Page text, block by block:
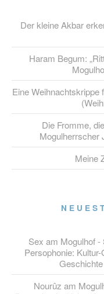
Der kleine Akbar
Haram Begum:
Eine Weihnachtskrippe
Die Fromme,
Mogulherrscher
Meine
Sex am Mogulhof -
Persophonie:
Nourûz am